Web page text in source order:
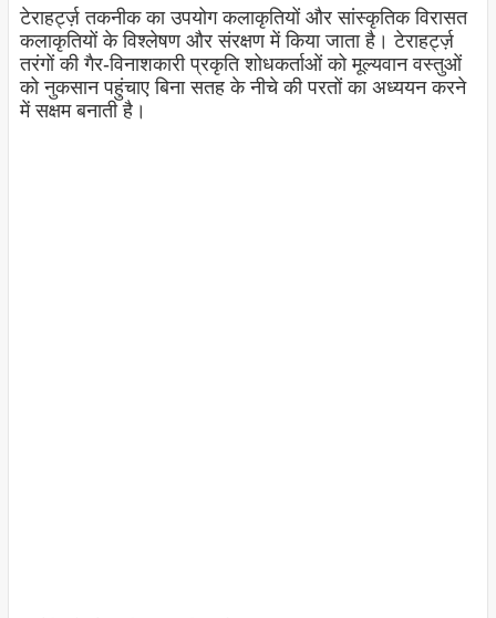
टेराहर्ट्ज़ तकनीक का उपयोग कलाकृतियों और सांस्कृतिक विरासत
कलाकृतियों के विश्लेषण और संरक्षण में किया जाता है। टेराहर्ट्ज़
तरंगों की गैर-विनाशकारी प्रकृति शोधकर्ताओं को मूल्यवान वस्तुओं
को नुकसान पहुंचाए बिना सतह के नीचे की परतों का अध्ययन करने
में सक्षम बनाती है।